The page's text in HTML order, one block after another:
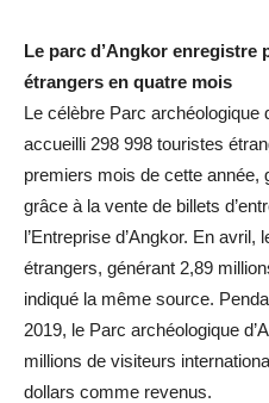
Le parc d’Angkor enregistre
étrangers en quatre mois
Le célèbre Parc archéologique
accueilli 298 998 touristes
premiers mois de cette année,
grâce à la vente de billets
l’Entreprise d’Angkor. En
étrangers, générant 2,89
indiqué la même source.
2019, le Parc archéologique
millions de visiteurs
dollars comme revenus.